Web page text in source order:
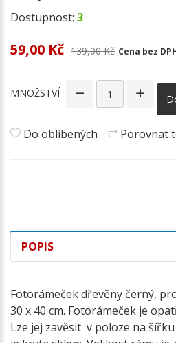
Dostupnost: 3
59,00 Kč 139,00 Kč Cena bez
MNOŽSTVÍ
Do oblíbených Porovnat
POPIS
Fotorámeček dřevěny černý,
30 x 40 cm. Fotorámeček je
Lze jej zavěsit v poloze na